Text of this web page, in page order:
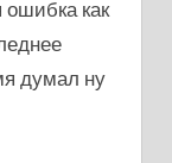
как
думал ну